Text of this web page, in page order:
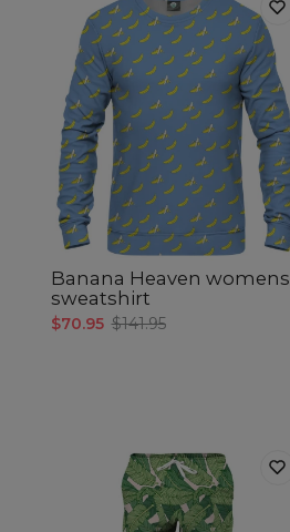
Banana Heaven womens
sweatshirt
$70.95 $141.95